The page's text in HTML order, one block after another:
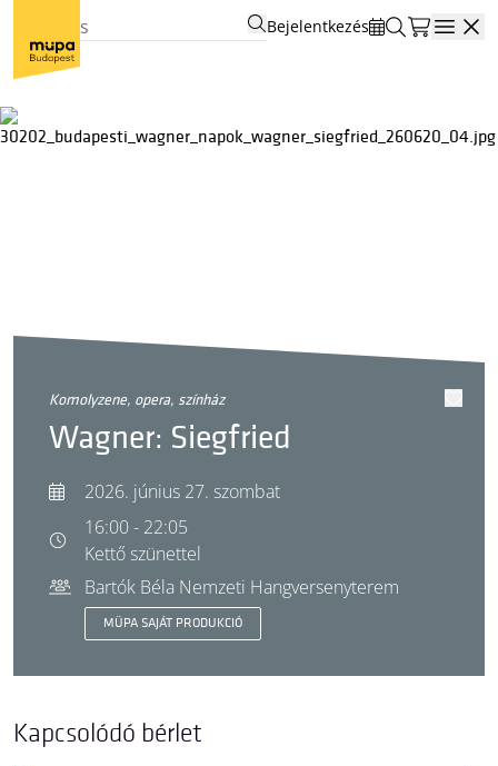
Bejelentkezés
komolyzene, opera, színház
Wagner: Siegfried
2026. június 27. szombat
16:00 - 22:05
Kettő szünettel
Bartók Béla Nemzeti Hangversenyterem
MÜPA SAJÁT PRODUKCIÓ
Kapcsolódó bérlet